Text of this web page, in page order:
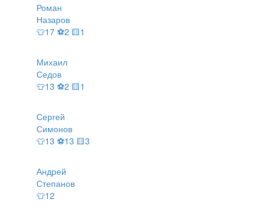
Роман
Назаров
👕17 ⚽2 🟨1
Михаил
Седов
👕13 ⚽2 🟨1
Сергей
Симонов
👕13 ⚽13 🟨3
Андрей
Степанов
👕12